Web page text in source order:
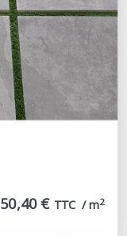
50,40 € TTC  / m2